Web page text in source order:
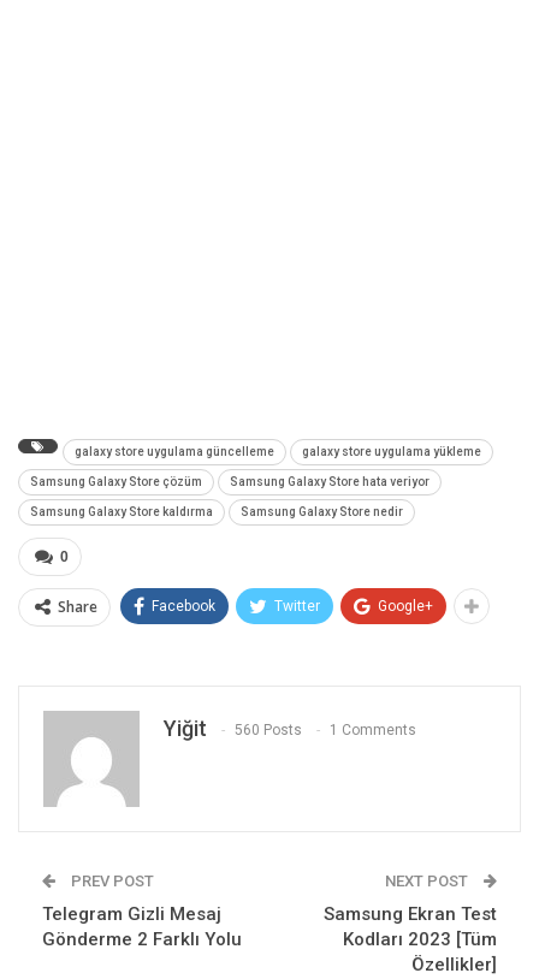
galaxy store uygulama güncelleme galaxy store uygulama yükleme
Samsung Galaxy Store çözüm Samsung Galaxy Store hata veriyor
Samsung Galaxy Store kaldırma Samsung Galaxy Store nedir
0
Share Facebook Twitter Google+
Yiğit 560 Posts 1 Comments
PREV POST
Telegram Gizli Mesaj
Gönderme 2 Farklı Yolu
NEXT POST
Samsung Ekran Test
Kodları 2023 [Tüm
Özellikler]